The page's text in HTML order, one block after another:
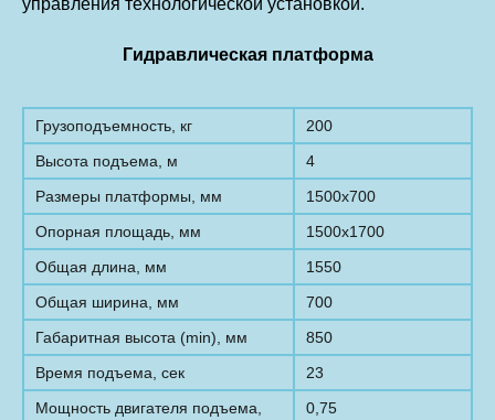
управления технологической установкой.
Гидравлическая платформа
Грузоподъемность, кг
200
Высота подъема, м
4
Размеры платформы, мм
1500х700
Опорная площадь, мм
1500x1700
Общая длина, мм
1550
Общая ширина, мм
700
Габаритная высота (min), мм
850
Время подъема, сек
23
Мощность двигателя подъема,
0,75